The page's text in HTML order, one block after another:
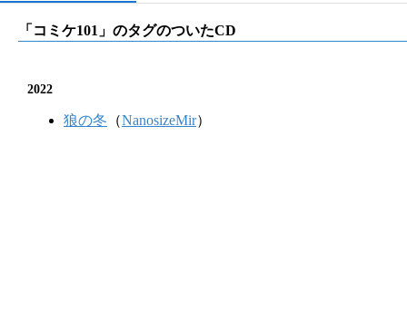
「 コミケ101 」のタグのついたCD
2022
狼の冬 （NanosizeMir）